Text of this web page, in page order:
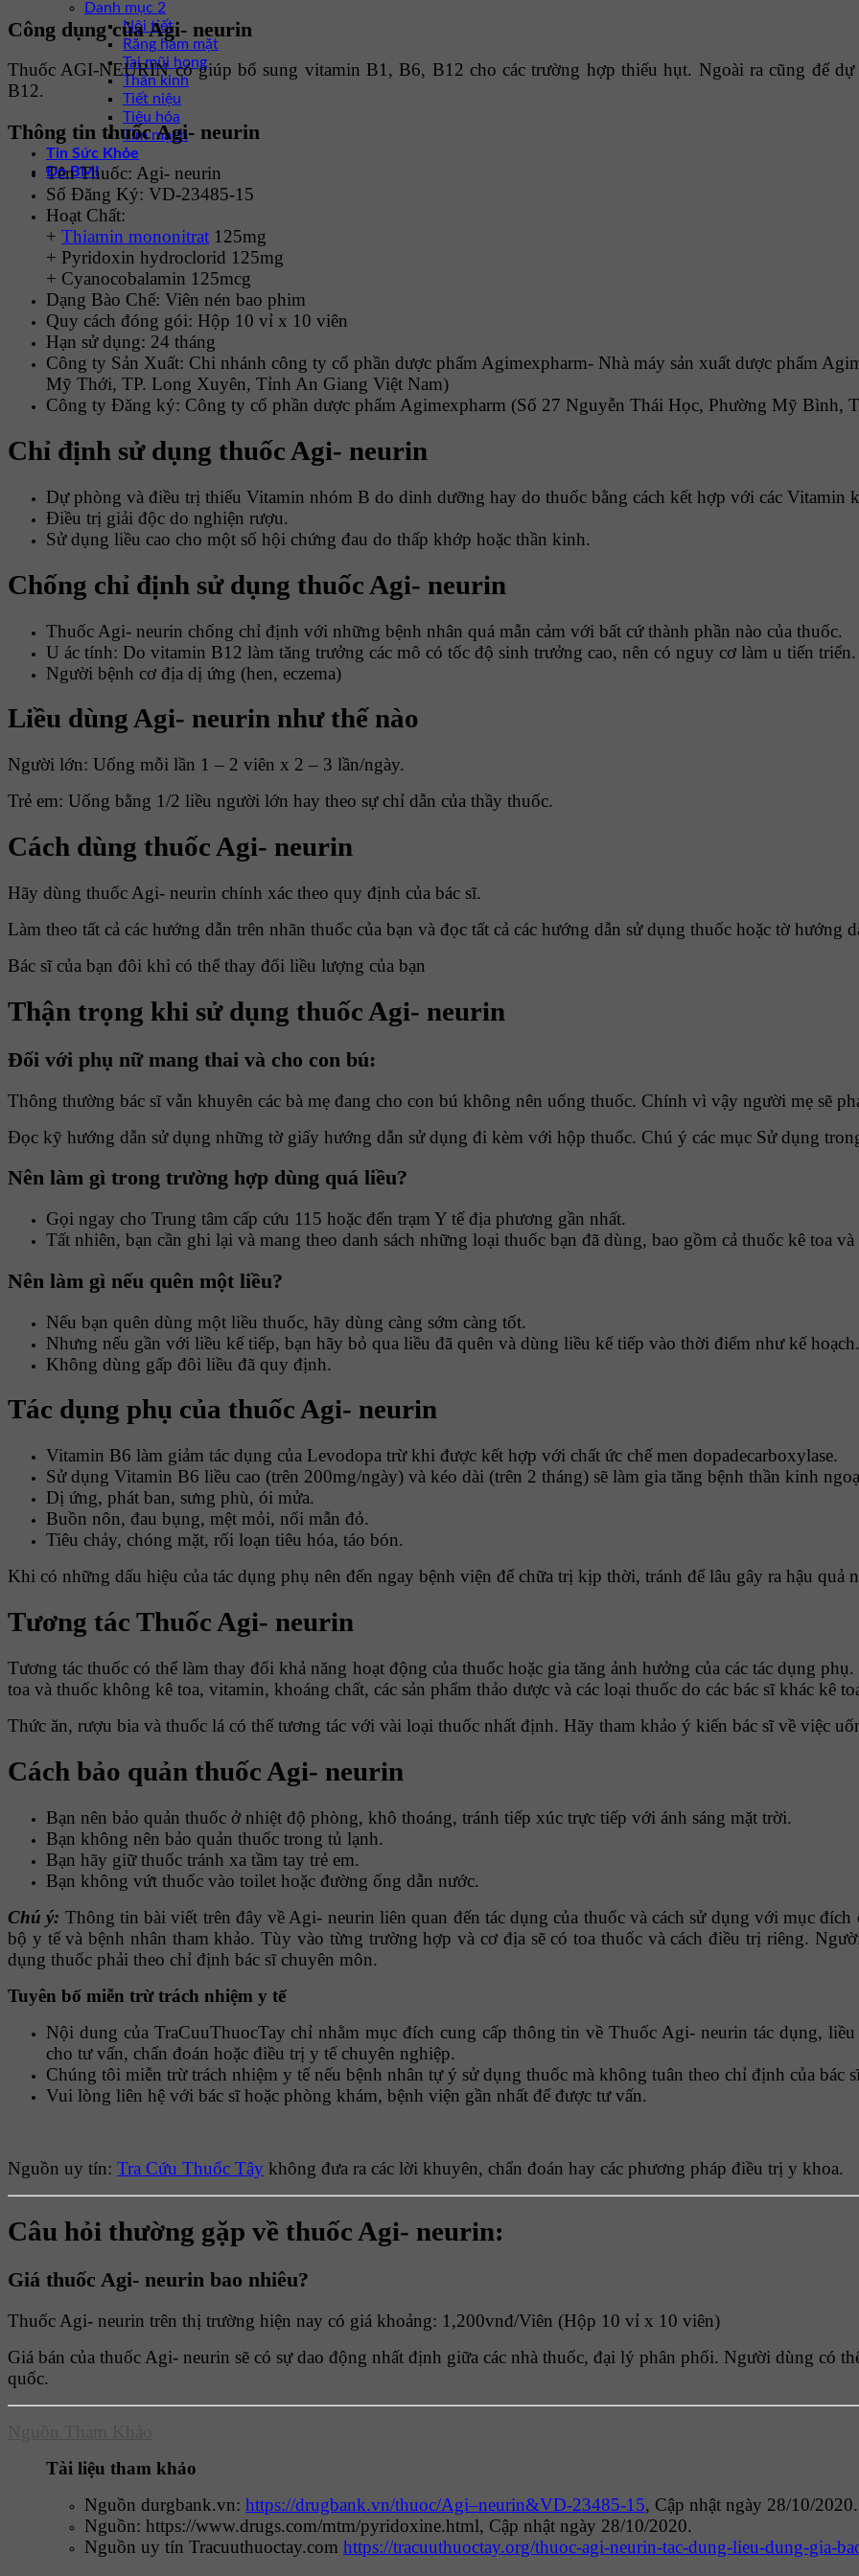
Danh mục 2
Nội tiết
Răng hàm mặt
Tai mũi họng
Thần kinh
Tiết niệu
Tiêu hóa
Tim mạch
Tin Sức Khỏe
Đo BMI
Công dụng của Agi- neurin
Thuốc AGI-NEURIN có giúp bổ sung vitamin B1, B6, B12 cho các trường hợp thiếu hụt. Ngoài ra cũng để
B12.
Thông tin thuốc Agi- neurin
Tên Thuốc: Agi- neurin
Số Đăng Ký: VD-23485-15
Hoạt Chất:
+ Thiamin mononitrat 125mg
+ Pyridoxin hydroclorid 125mg
+ Cyanocobalamin 125mcg
Dạng Bào Chế: Viên nén bao phim
Quy cách đóng gói: Hộp 10 vỉ x 10 viên
Hạn sử dụng: 24 tháng
Công ty Sản Xuất: Chi nhánh công ty cổ phần dược phẩm Agimexpharm- Nhà máy sản xuất dược phẩm
Mỹ Thới, TP. Long Xuyên, Tỉnh An Giang Việt Nam)
Công ty Đăng ký: Công ty cổ phần dược phẩm Agimexpharm (Số 27 Nguyễn Thái Học, Phường Mỹ Bình,
Chỉ định sử dụng thuốc Agi- neurin
Dự phòng và điều trị thiếu Vitamin nhóm B do dinh dưỡng hay do thuốc bằng cách kết hợp với các Vitamin
Điều trị giải độc do nghiện rượu.
Sử dụng liều cao cho một số hội chứng đau do thấp khớp hoặc thần kinh.
Chống chỉ định sử dụng thuốc Agi- neurin
Thuốc Agi- neurin chống chỉ định với những bệnh nhân quá mẫn cảm với bất cứ thành phần nào của thuốc.
U ác tính: Do vitamin B12 làm tăng trưởng các mô có tốc độ sinh trưởng cao, nên có nguy cơ làm u tiến triển.
Người bệnh cơ địa dị ứng (hen, eczema)
Liều dùng Agi- neurin như thế nào
Người lớn: Uống mỗi lần 1 – 2 viên x 2 – 3 lần/ngày.
Trẻ em: Uống bằng 1/2 liều người lớn hay theo sự chỉ dẫn của thầy thuốc.
Cách dùng thuốc Agi- neurin
Hãy dùng thuốc Agi- neurin chính xác theo quy định của bác sĩ.
Làm theo tất cả các hướng dẫn trên nhãn thuốc của bạn và đọc tất cả các hướng dẫn sử dụng thuốc hoặc tờ hướng
Bác sĩ của bạn đôi khi có thể thay đổi liều lượng của bạn
Thận trọng khi sử dụng thuốc Agi- neurin
Đối với phụ nữ mang thai và cho con bú:
Thông thường bác sĩ vẫn khuyên các bà mẹ đang cho con bú không nên uống thuốc. Chính vì vậy người mẹ sẽ
Đọc kỹ hướng dẫn sử dụng những tờ giấy hướng dẫn sử dụng đi kèm với hộp thuốc. Chú ý các mục Sử dụng
Nên làm gì trong trường hợp dùng quá liều?
Gọi ngay cho Trung tâm cấp cứu 115 hoặc đến trạm Y tế địa phương gần nhất.
Tất nhiên, bạn cần ghi lại và mang theo danh sách những loại thuốc bạn đã dùng, bao gồm cả thuốc kê toa
Nên làm gì nếu quên một liều?
Nếu bạn quên dùng một liều thuốc, hãy dùng càng sớm càng tốt.
Nhưng nếu gần với liều kế tiếp, bạn hãy bỏ qua liều đã quên và dùng liều kế tiếp vào thời điểm như kế hoạch.
Không dùng gấp đôi liều đã quy định.
Tác dụng phụ của thuốc Agi- neurin
Vitamin B6 làm giảm tác dụng của Levodopa trừ khi được kết hợp với chất ức chế men dopadecarboxylase.
Sử dụng Vitamin B6 liều cao (trên 200mg/ngày) và kéo dài (trên 2 tháng) sẽ làm gia tăng bệnh thần kinh
Dị ứng, phát ban, sưng phù, ói mửa.
Buồn nôn, đau bụng, mệt mỏi, nổi mẫn đỏ.
Tiêu chảy, chóng mặt, rối loạn tiêu hóa, táo bón.
Khi có những dấu hiệu của tác dụng phụ nên đến ngay bệnh viện để chữa trị kịp thời, tránh để lâu gây ra hậu quả
Tương tác Thuốc Agi- neurin
Tương tác thuốc có thể làm thay đổi khả năng hoạt động của thuốc hoặc gia tăng ảnh hưởng của các tác dụng
toa và thuốc không kê toa, vitamin, khoáng chất, các sản phẩm thảo dược và các loại thuốc do các bác sĩ khác kê
Thức ăn, rượu bia và thuốc lá có thể tương tác với vài loại thuốc nhất định. Hãy tham khảo ý kiến bác sĩ về việc
Cách bảo quản thuốc Agi- neurin
Bạn nên bảo quản thuốc ở nhiệt độ phòng, khô thoáng, tránh tiếp xúc trực tiếp với ánh sáng mặt trời.
Bạn không nên bảo quản thuốc trong tủ lạnh.
Bạn hãy giữ thuốc tránh xa tầm tay trẻ em.
Bạn không vứt thuốc vào toilet hoặc đường ống dẫn nước.
Chú ý: Thông tin bài viết trên đây về Agi- neurin liên quan đến tác dụng của thuốc và cách sử dụng với mục đích
bộ y tế và bệnh nhân tham khảo.Tùy vào từng trường hợp và cơ địa sẽ có toa thuốc và cách điều trị riêng.
dụng thuốc phải theo chỉ định bác sĩ chuyên môn.
Tuyên bố miễn trừ trách nhiệm y tế
Nội dung của TraCuuThuocTay chỉ nhằm mục đích cung cấp thông tin về Thuốc Agi- neurin tác dụng,
cho tư vấn, chẩn đoán hoặc điều trị y tế chuyên nghiệp.
Chúng tôi miễn trừ trách nhiệm y tế nếu bệnh nhân tự ý sử dụng thuốc mà không tuân theo chỉ định của bác
Vui lòng liên hệ với bác sĩ hoặc phòng khám, bệnh viện gần nhất để được tư vấn.
Nguồn uy tín: Tra Cứu Thuốc Tây không đưa ra các lời khuyên, chẩn đoán hay các phương pháp điều trị y khoa.
Câu hỏi thường gặp về thuốc Agi- neurin:
Giá thuốc Agi- neurin bao nhiêu?
Thuốc Agi- neurin trên thị trường hiện nay có giá khoảng: 1,200vnđ/Viên (Hộp 10 vỉ x 10 viên)
Giá bán của thuốc Agi- neurin sẽ có sự dao động nhất định giữa các nhà thuốc, đại lý phân phối. Người dùng có
quốc.
Tài liệu tham khảo
Nguồn durgbank.vn: https://drugbank.vn/thuoc/Agi–neurin&VD-23485-15, Cập nhật ngày 28/10/2020.
Nguồn: https://www.drugs.com/mtm/pyridoxine.html, Cập nhật ngày 28/10/2020.
Nguồn uy tín Tracuuthuoctay.com https://tracuuthuoctay.org/thuoc-agi-neurin-tac-dung-lieu-dung-gia-